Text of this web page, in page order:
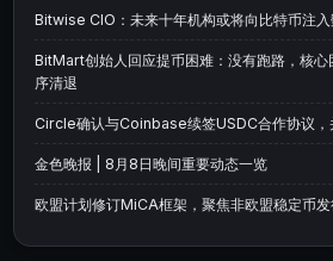
Bitwise CIO：未来十年机构或将向比特币注
BitMart创始人回应提币困难：没有跑路，核
序清退
Circle确认与Coinbase续签USDC合作协议，
金色晚报 | 8月8日晚间重要动态一览
欧盟计划修订MiCA框架，聚焦非欧盟稳定币